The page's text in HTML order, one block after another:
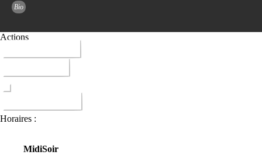
Bio
Actions
Horaires :
MidiSoir